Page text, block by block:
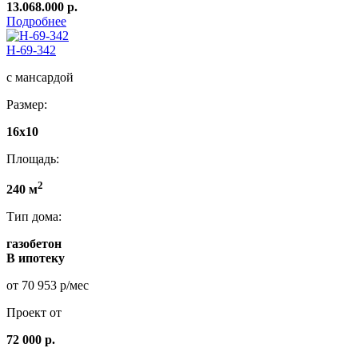
13.068.000 р.
Подробнее
Н-69-342
с мансардой
Размер:
16x10
Площадь:
240 м2
Тип дома:
газобетон
В ипотеку
от 70 953 р/мес
Проект от
72 000 р.